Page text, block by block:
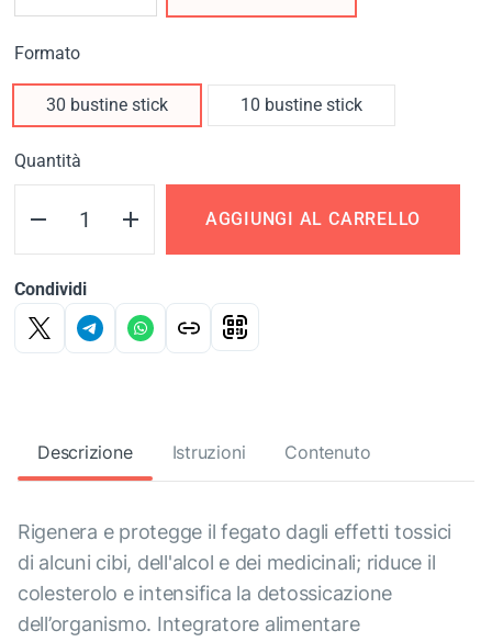
Formato
30 bustine stick 10 bustine stick
Quantità
AGGIUNGI AL CARRELLO
Condividi
Descrizione Istruzioni Contenuto
Rigenera e protegge il fegato dagli effetti tossici
di alcuni cibi, dell'alcol e dei medicinali; riduce il
colesterolo e intensifica la detossicazione
dell’organismo. Integratore alimentare